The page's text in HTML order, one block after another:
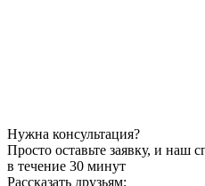
Нужна консультация?
Просто оставьте заявку, и наш
в течение 30 минут
Рассказать друзьям: